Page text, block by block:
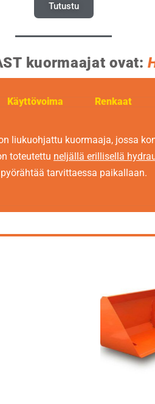
Tutustu
kuormaajat ovat:
Käyttövoima Renkaat
liukuohjattu kuormaaja, jossa
toteutettu neljällä erillisellä
tarvittaessa paikallaan.